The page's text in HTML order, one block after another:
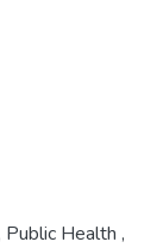
Public Health ,